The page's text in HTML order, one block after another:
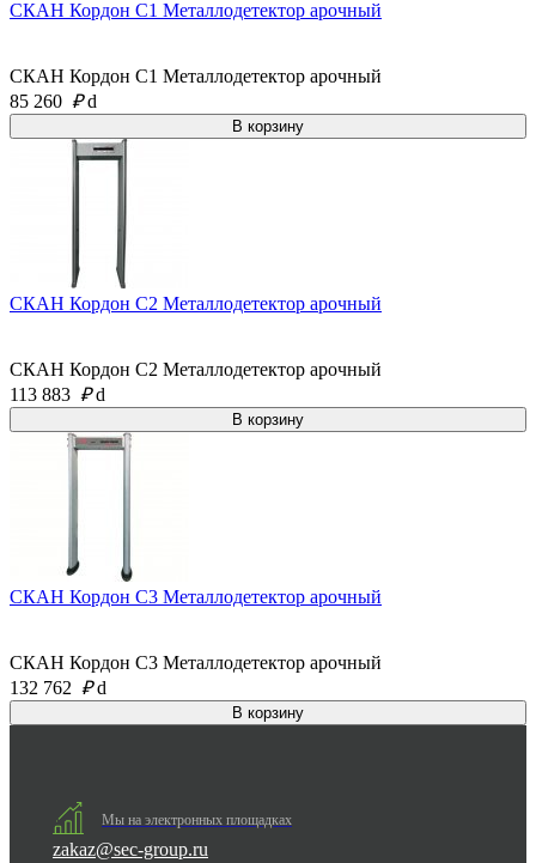
СКАН Кордон С1 Металлодетектор арочный
СКАН Кордон С1 Металлодетектор арочный
85 260 ₽ d
СКАН Кордон С2 Металлодетектор арочный
СКАН Кордон С2 Металлодетектор арочный
113 883 ₽ d
СКАН Кордон С3 Металлодетектор арочный
СКАН Кордон С3 Металлодетектор арочный
132 762 ₽ d
Мы на электронных площадках
zakaz@sec-group.ru